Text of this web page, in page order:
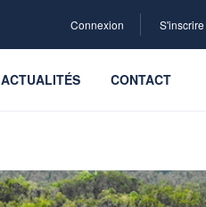
Connexion S'inscrire
ACTUALITÉS CONTACT